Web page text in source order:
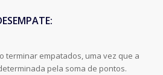
terminar empatados, uma vez que a
pela soma de pontos.